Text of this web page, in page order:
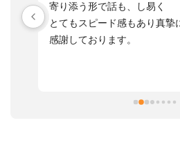
寄り添う形で話も、し易く
とてもスピード感もあり真摯
感謝しております。